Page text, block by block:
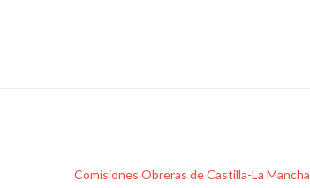
Comisiones Obreras de Castilla-La Mancha